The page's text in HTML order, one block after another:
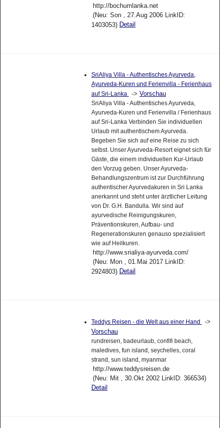
http://bochumlanka.net
(Neu: Son , 27.Aug 2006 LinkID:
1403053) Detail
SriAliya Villa - Authentisches Ayurveda,
Ayurveda-Kuren und Ferienvilla - Ferienhaus
auf Sri-Lanka
-> Vorschau
SriAliya Villa - Authentisches Ayurveda,
Ayurveda-Kuren und Ferienvilla / Ferienhaus
auf Sri-Lanka Verbinden Sie individuellen
Urlaub mit authentischem Ayurveda.
Begeben Sie sich auf eine Reise zu sich
selbst. Unser Ayurveda-Resort eignet sich für
Gäste, die einem individuellen Kur-Urlaub
den Vorzug geben. Unser Ayurveda-
Behandlungszentrum ist zur Durchführung
authentischer Ayurvedakuren in Sri Lanka
anerkannt und steht unter ärztlicher Leitung
von Dr. G.H. Bandulla. Wir sind auf
ayurvedische Reinigungskuren,
Präventionskuren, Aufbau- und
Regenerationskuren genauso spezialisiert
wie auf Heilkuren.
http://www.srialiya-ayurveda.com/
(Neu: Mon , 01.Mai 2017 LinkID:
2924803) Detail
Teddys Reisen - die Welt aus einer Hand
->
Vorschau
rundreisen, badeurlaub, confifi beach,
maledives, fun island, seychelles, coral
strand, sun island, myanmar
http://www.teddysreisen.de
(Neu: Mit , 30.Okt 2002 LinkID: 366534)
Detail